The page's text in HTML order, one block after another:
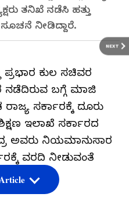
NEXT
ತನಿಖೆ ನಡೆಸಿ ಹತ್ತು
ನೀಡಿದ್ದಾರೆ.
ಕುಲ ಸಚಿವರ
ನಡೆದಿರುವ ಬಗ್ಗೆ ಮಾಜಿ
ಸರ್ಕಾರಕ್ಕೆ ದೂರು
ಇಲಾಖೆ ಸರ್ಕಾರದ
ಅವರು ನಿಯಮಾನುಸಾರ
ವರದಿ ನೀಡುವಂತೆ